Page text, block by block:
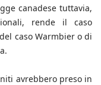
canadese tuttavia,
rende il caso
caso Warmbier o di
avrebbero preso in